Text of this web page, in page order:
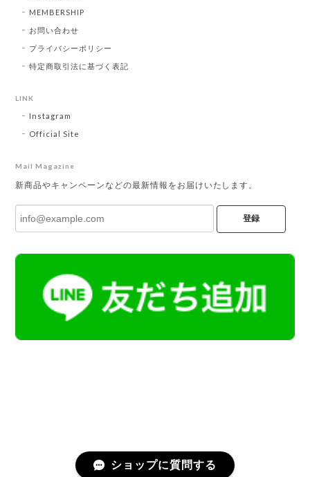
MEMBERSHIP
お問い合わせ
プライバシーポリシー
特定商取引法に基づく表記
LINK
Instagram
Official Site
Mail Magazine
新商品やキャンペーンなどの最新情報をお届けいたします。
登録
ショップに質問する